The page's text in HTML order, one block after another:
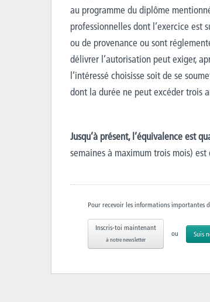
au programme du diplôme
professionnelles dont l’exercice est
ou de provenance ou sont
délivrer l’autorisation peut exiger,
l’intéressé choisisse soit de se
dont la durée ne peut excéder trois
Jusqu’à présent, l’équivalence est
semaines à maximum trois mois)
Pour recevoir les informations importantes
Inscris-toi maintenant
à notre newsletter
ou Suis